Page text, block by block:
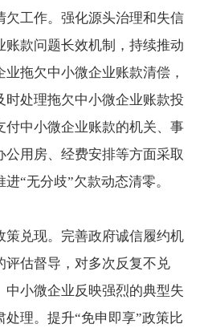
工作。强化源头治理和失信
账款问题长效机制，持续推动
拖欠中小微企业账款清偿，
时处理拖欠中小微企业账款投
付中小微企业账款的机关、事
公用房、经费安排等方面采取
“无分歧”欠款动态清零。
兑现。完善政府诚信履约机
评估督导，对多次反复不兑
中小微企业反映强烈的典型失
理。提升“免申即享”政策比